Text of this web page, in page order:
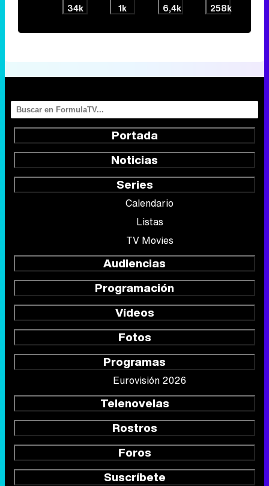
34k 1k 6,4k 258k
Portada
Noticias
Series
Calendario
Listas
TV Movies
Audiencias
Programación
Vídeos
Fotos
Programas
Eurovisión 2026
Telenovelas
Rostros
Foros
Suscríbete